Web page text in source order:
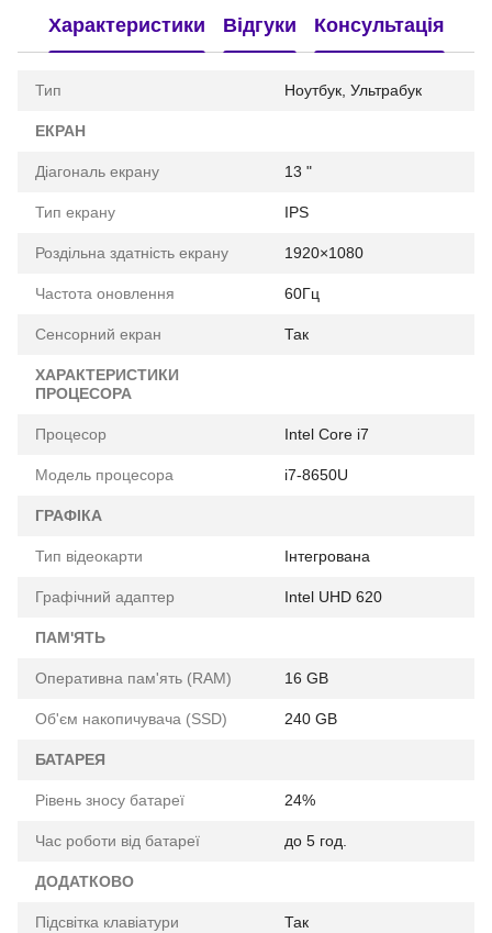
Характеристики Відгуки Консультація
Тип Ноутбук, Ультрабук
ЕКРАН
Діагональ екрану 13 "
Тип екрану IPS
Роздільна здатність екрану 1920×1080
Частота оновлення 60Гц
Сенсорний екран Так
ХАРАКТЕРИСТИКИ
ПРОЦЕСОРА
Процесор Intel Core i7
Модель процесора i7-8650U
ГРАФІКА
Тип відеокарти Інтегрована
Графічний адаптер Intel UHD 620
ПАМ'ЯТЬ
Оперативна пам'ять (RAM) 16 GB
Об'єм накопичувача (SSD) 240 GB
БАТАРЕЯ
Рівень зносу батареї 24%
Час роботи від батареї до 5 год.
ДОДАТКОВО
Підсвітка клавіатури Так